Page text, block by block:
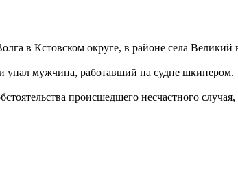
в Кстовском округе, в районе села Великий
упал мужчина, работавший на судне шкипером.
происшедшего несчастного